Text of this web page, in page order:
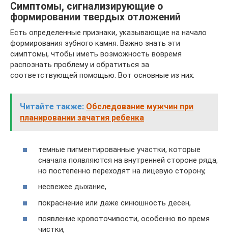
Симптомы, сигнализирующие о
формировании твердых отложений
Есть определенные признаки, указывающие на начало
формирования зубного камня. Важно знать эти
симптомы, чтобы иметь возможность вовремя
распознать проблему и обратиться за
соответствующей помощью. Вот основные из них:
Читайте также: Обследование мужчин при
планировании зачатия ребенка
темные пигментированные участки, которые
сначала появляются на внутренней стороне ряда,
но постепенно переходят на лицевую сторону,
несвежее дыхание,
покраснение или даже синюшность десен,
появление кровоточивости, особенно во время
чистки,